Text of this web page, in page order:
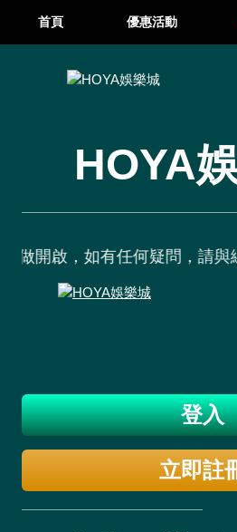
首頁 優惠活動
HOYA
啟，如有任何疑問，請與
登入
立即註